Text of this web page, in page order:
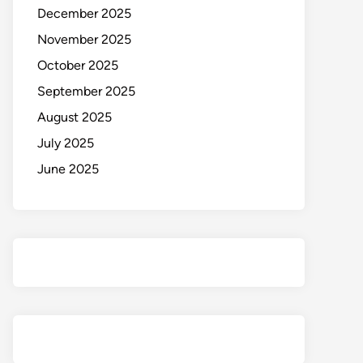
December 2025
November 2025
October 2025
September 2025
August 2025
July 2025
June 2025